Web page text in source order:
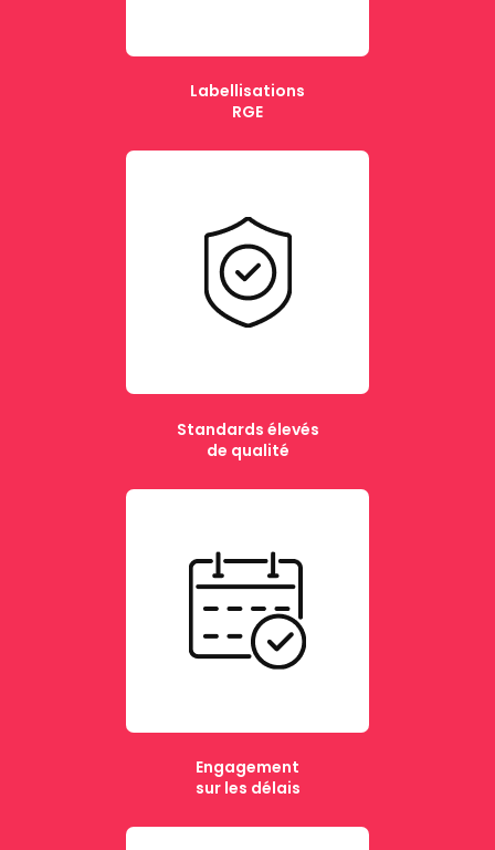
Labellisations
RGE
Standards élevés
de qualité
Engagement
sur les délais